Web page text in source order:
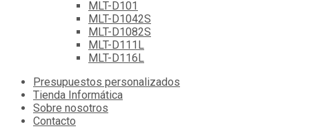
MLT-D101
MLT-D1042S
MLT-D1082S
MLT-D111L
MLT-D116L
Skip
content
Presupuestos personalizados
Tienda Informática
Sobre nosotros
Contacto